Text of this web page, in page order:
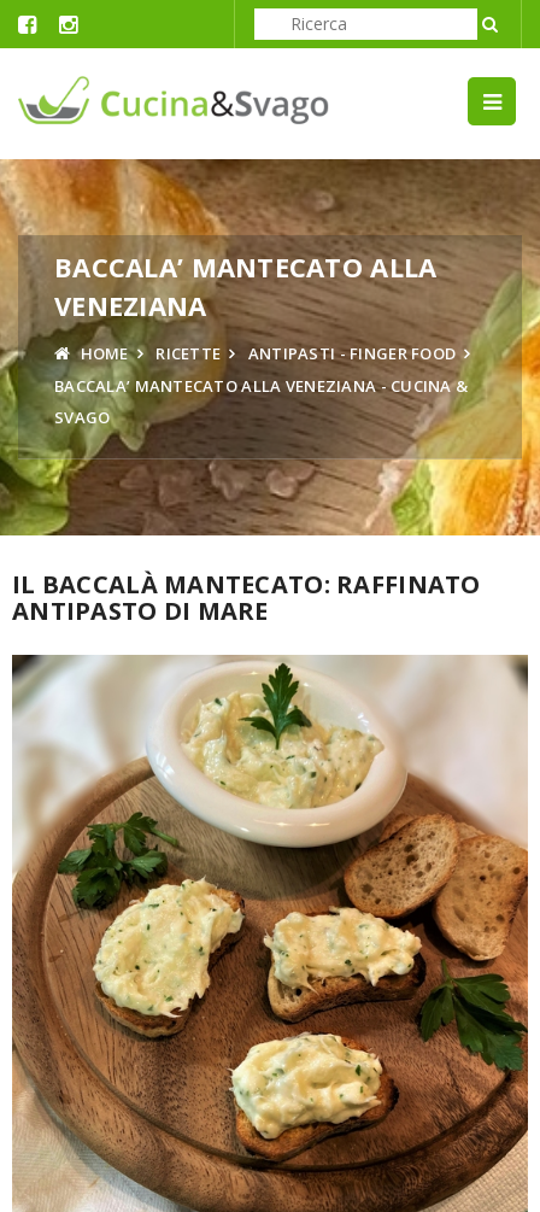
BACCALA’ MANTECATO ALLA
VENEZIANA
HOME RICETTE
ANTIPASTI - FINGER FOOD
BACCALA’ MANTECATO ALLA VENEZIANA - CUCINA &
SVAGO
IL BACCALÀ MANTECATO: RAFFINATO
ANTIPASTO DI MARE